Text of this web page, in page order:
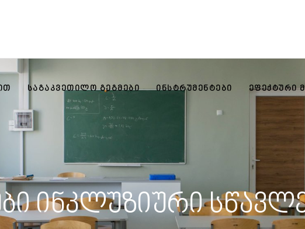
ᲡᲐᲒᲐᲙᲕᲔᲗᲘᲚᲝ ᲒᲔᲒᲛᲔᲑᲘ ᲘᲜᲡᲢᲠᲣᲛᲔᲜᲢᲔᲑᲘ ᲔᲤᲔᲥᲢᲣᲠᲘ
ინკლუზიური